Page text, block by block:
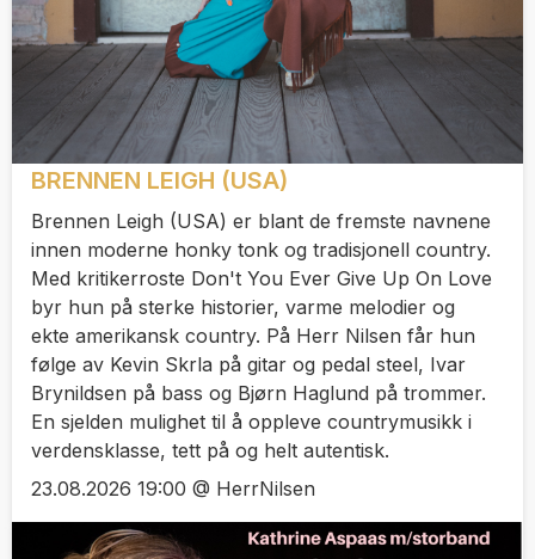
BRENNEN LEIGH (USA)
Brennen Leigh (USA) er blant de fremste navnene
innen moderne honky tonk og tradisjonell country.
Med kritikerroste Don't You Ever Give Up On Love
byr hun på sterke historier, varme melodier og
ekte amerikansk country. På Herr Nilsen får hun
følge av Kevin Skrla på gitar og pedal steel, Ivar
Brynildsen på bass og Bjørn Haglund på trommer.
En sjelden mulighet til å oppleve countrymusikk i
verdensklasse, tett på og helt autentisk.
23.08.2026 19:00 @ HerrNilsen